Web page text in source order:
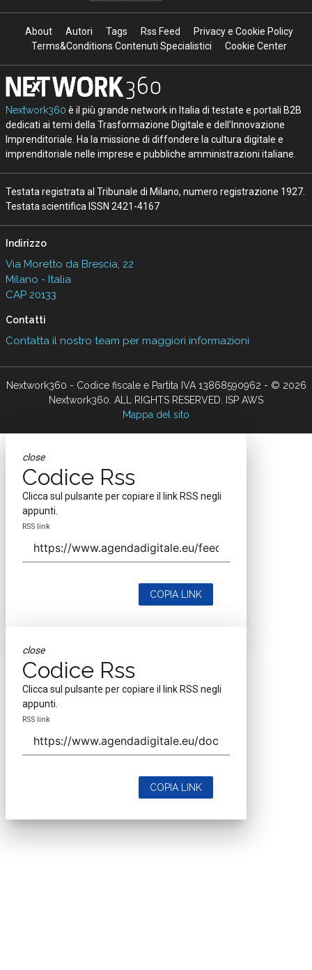
About Autori Tags Rss Feed
Privacy e Cookie Policy
Terms&Conditions Contenuti Specialistici
Cookie Center
Nextwork360 è il più grande network in Italia di testate e portali B2B
dedicati ai temi della Trasformazione Digitale e dell’Innovazione
Imprenditoriale. Ha la missione di diffondere la cultura digitale e
imprenditoriale nelle imprese e pubbliche amministrazioni italiane.
Testata registrata al Tribunale di Milano, numero registrazione 1927.
Testata scientifica ISSN 2421-4167
Indirizzo
Via Moretto da Brescia, 22
Milano - Italia
CAP 20133
Contatti
Contatta il nostro team per maggiori informazioni
Nextwork360 - Codice fiscale e Partita IVA 13868590962 - © 2026
Nextwork360. ALL RIGHTS RESERVED. ISP AWS
Mappa del sito
close
Codice Rss
Clicca sul pulsante per copiare il link RSS negli
appunti.
RSS link
COPIA LINK
close
Codice Rss
Clicca sul pulsante per copiare il link RSS negli
appunti.
RSS link
COPIA LINK